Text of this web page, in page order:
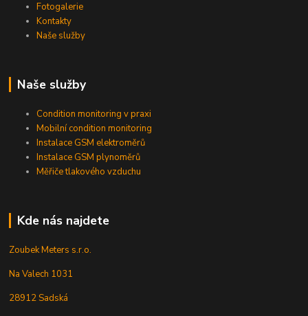
Fotogalerie
Kontakty
Naše služby
Naše služby
Condition monitoring v praxi
Mobilní condition monitoring
Instalace GSM elektroměrů
Instalace GSM plynoměrů
Měřiče tlakového vzduchu
Kde nás najdete
Zoubek Meters s.r.o.
Na Valech 1031
28912 Sadská